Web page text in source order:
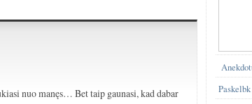
nuo manęs… Bet taip gaunasi, kad dabar